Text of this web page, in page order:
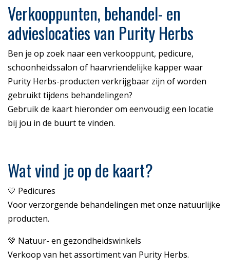
Verkooppunten, behandel- en
advieslocaties van Purity Herbs
Ben je op zoek naar een verkooppunt, pedicure,
schoonheidssalon of haarvriendelijke kapper waar
Purity Herbs-producten verkrijgbaar zijn of worden
gebruikt tijdens behandelingen?
Gebruik de kaart hieronder om eenvoudig een locatie
bij jou in de buurt te vinden.
Wat vind je op de kaart?
💛 Pedicures
Voor verzorgende behandelingen met onze natuurlijke
producten.
💚 Natuur- en gezondheidswinkels
Verkoop van het assortiment van Purity Herbs.